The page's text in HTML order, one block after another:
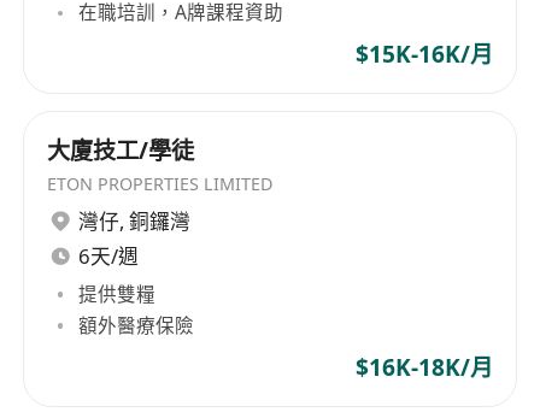
ventures into securities investment, generating
additional capital through diversified
investment portfolios. Since its inception,
its international market presence, with its
products primarily sold in Europe and America,
gaining widespread popularity among
consumers. Over time, the group continues to
innovate and enhance product quality,
establishing strong customer relationships and
positioning itself as a leader in the industry.
Furthermore, the company successfully listed
on the Main Board of the Hong Kong Stock
在職培訓，A牌課程資助
$15K-16K/月
大廈技工/學徒
ETON PROPERTIES LIMITED
灣仔, 銅鑼灣
6天/週
提供雙糧
額外醫療保險
$16K-18K/月